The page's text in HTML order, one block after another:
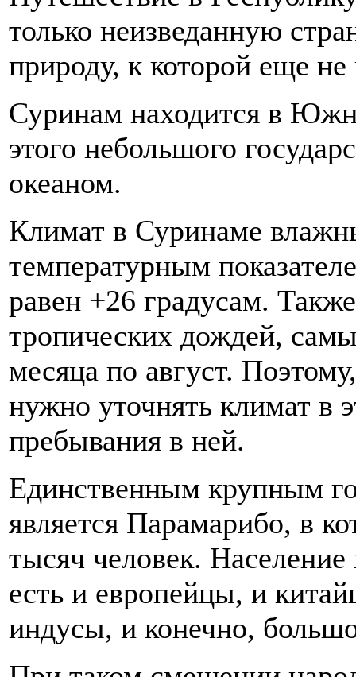
только неизведанную
природу, к которой еще не
Суринам находится в
этого небольшого
океаном.
Климат в Суринаме
температурным
равен +26 градусам.
тропических дождей,
месяца по август.
нужно уточнять климат в
пребывания в ней.
Единственным крупным
является Парамарибо, в
тысяч человек. Население
есть и европейцы, и
индусы, и конечно,